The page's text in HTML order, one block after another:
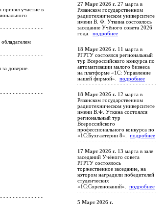
принял участие в
обладателем
доверие.
27 Март 2026 г. 27 марта в
Рязанском государственном
радиотехническом университете
имени В. Ф. Уткина состоялось
заседание Учёного совета 2026
года. подробнее
18 Март 2026 г. 11 марта в
РГРТУ состоялся региональный
тур Всероссийского конкурса по
автоматизации малого бизнеса
на платформе «1С: Управление
нашей фирмой». подробнее
18 Март 2026 г. 12 марта в
Рязанском государственном
радиотехническом университете
имени В.Ф. Уткина состоялся
региональный тур
Всероссийского
профессионального конкурса по
«1С:Бухгалтерии 8». подробнее
17 Март 2026 г. 13 марта в зале
заседаний Учёного совета
РГРТУ состоялось
торжественное заседание, на
котором наградили победителей
студенческих
«1С:Соревнований». подробнее
5 Март 2026 г.